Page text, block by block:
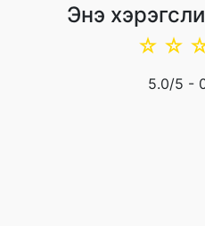
Энэ
☆
☆
5.0/5 -